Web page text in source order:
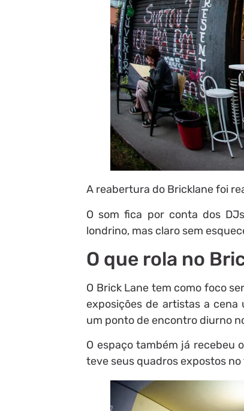
A reabertura do Bricklane foi
O som fica por conta dos
londrino, mas claro sem
O que rola no
O Brick Lane tem como foco
exposições de artistas a
um ponto de encontro diurno
O espaço também já recebeu
teve seus quadros expostos